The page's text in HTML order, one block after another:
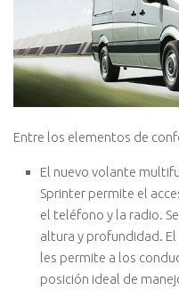
Entre los elementos de
El nuevo volante
Sprinter permite el
el teléfono y la radio.
altura y profundidad.
les permite a los
posición ideal de